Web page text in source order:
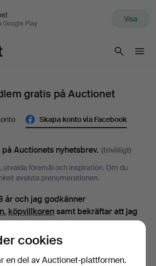
Google Play Visa
gratis på Auctionet
Skapa konto via Facebook
Auctionets nyhetsbrev. (frivilligt)
utvalda föremål och inspiration. Om du
avsluta prenumerationen.
år och jag godkänner
, köpvillkorensamt bekräftar att jag
.
Fortsätt med Facebook
cookies
en del av Auctionet-plattformen.